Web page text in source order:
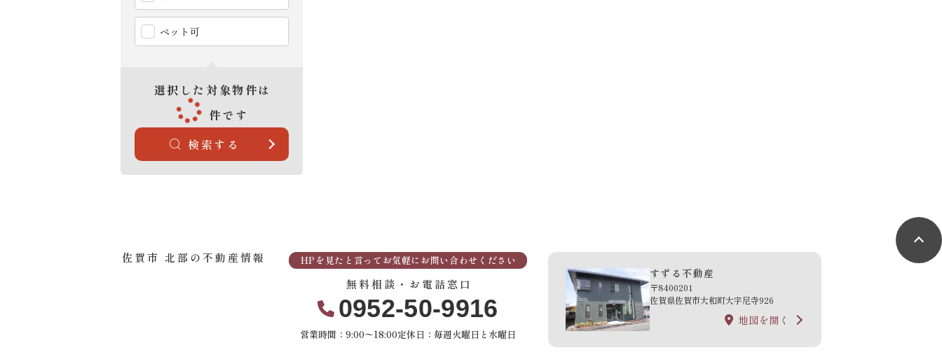
ペット可
選択した対象物件は
件です
検索する
佐賀市 北部の不動産情報 HPを見たと言ってお気軽にお問い合わせください
無料相談・お電話窓口
0952-50-9916
営業時間：9:00〜18:00定休日：毎週火曜日と水曜日
すずる不動産
〒8400201
佐賀県佐賀市大和町大字尼寺926
地図を開く